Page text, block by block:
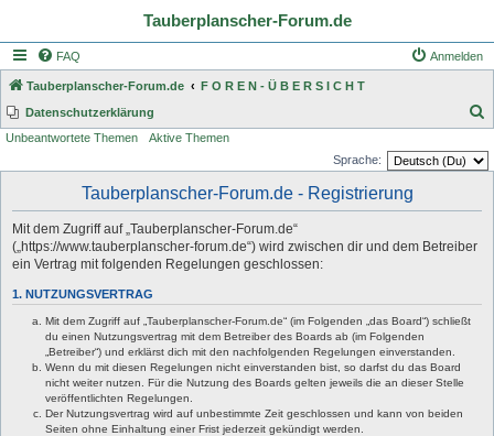
Tauberplanscher-Forum.de
FAQ Anmelden
Tauberplanscher-Forum.de
F O R E N - Ü B E R S I C H T
Datenschutzerklärung
Unbeantwortete Themen
Aktive Themen
Sprache:
Tauberplanscher-Forum.de - Registrierung
Mit dem Zugriff auf „Tauberplanscher-Forum.de“
(„https://www.tauberplanscher-forum.de“) wird zwischen dir und dem Betreiber
ein Vertrag mit folgenden Regelungen geschlossen:
1. NUTZUNGSVERTRAG
Mit dem Zugriff auf „Tauberplanscher-Forum.de“ (im Folgenden „das Board“) schließt
du einen Nutzungsvertrag mit dem Betreiber des Boards ab (im Folgenden
„Betreiber“) und erklärst dich mit den nachfolgenden Regelungen einverstanden.
Wenn du mit diesen Regelungen nicht einverstanden bist, so darfst du das Board
nicht weiter nutzen. Für die Nutzung des Boards gelten jeweils die an dieser Stelle
veröffentlichten Regelungen.
Der Nutzungsvertrag wird auf unbestimmte Zeit geschlossen und kann von beiden
Seiten ohne Einhaltung einer Frist jederzeit gekündigt werden.